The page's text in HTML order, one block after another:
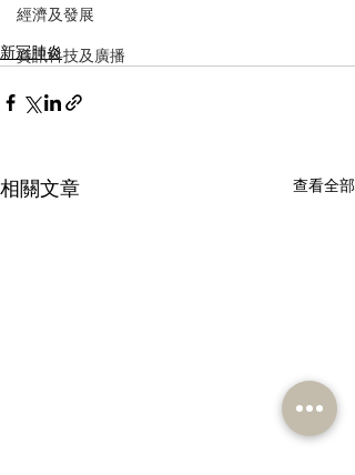
經濟及發展
資訊科技及廣播
新冠肺炎
相關文章 查看全部